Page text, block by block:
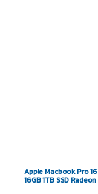
Apple Macbook Pro
16GB 1TB SSD